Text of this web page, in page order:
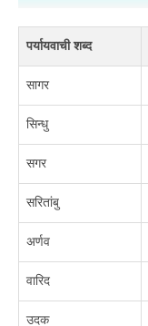
पर्यायवाची शब्द
सागर
सिन्धु
सगर
सरितांबु
अर्णव
वारिद
उदक